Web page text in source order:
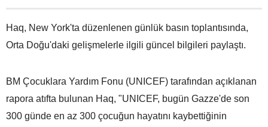
Haq, New York'ta düzenlenen günlük basın toplantısında,
Orta Doğu'daki gelişmelerle ilgili güncel bilgileri paylaştı.
BM Çocuklara Yardım Fonu (UNICEF) tarafından açıklanan
rapora atıfta bulunan Haq, "UNICEF, bugün Gazze'de son
300 günde en az 300 çocuğun hayatını kaybettiğinin